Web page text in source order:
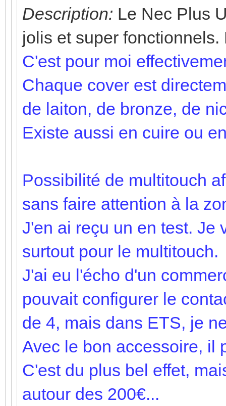
Description: Le Nec Plus
jolis et super
C'est pour moi
Chaque cover est
de laiton, de bronze, de
Existe aussi en cuire ou
Possibilité de multitouch
sans faire attention à la
J'en ai reçu un en test. Je
surtout pour le multitouch.
J'ai eu l'écho d'un
pouvait configurer le
de 4, mais dans ETS, je
Avec le bon accessoire, il
C'est du plus bel effet,
autour des 200€...